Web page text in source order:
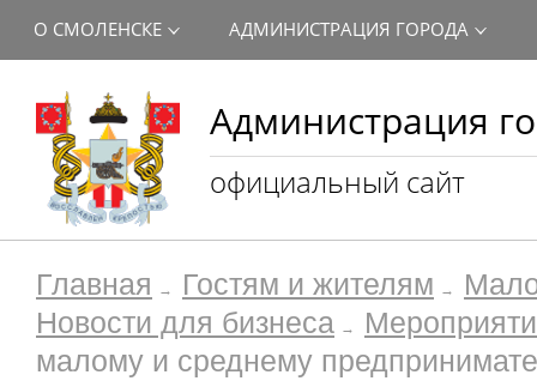
Администрация
официальный сайт
О СМОЛЕНСКЕ АДМИНИСТРАЦИЯ ГОРОДА
Главная Гостям и жителям
Новости для бизнеса
малому и среднему